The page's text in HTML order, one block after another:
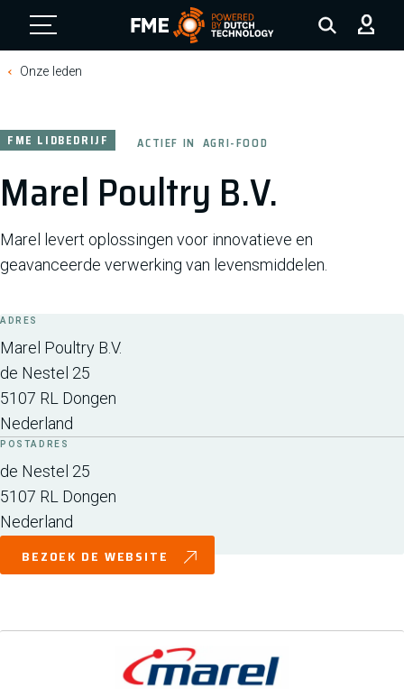
FME Logo, to the homepage
Onze leden
Marel Poultry B.V.
FME LIDBEDRIJF ACTIEF IN AGRI-FOOD
Marel levert oplossingen voor innovatieve en
geavanceerde verwerking van levensmiddelen.
ADRES
Marel Poultry B.V.
de Nestel 25
5107 RL Dongen
Nederland
POSTADRES
de Nestel 25
5107 RL Dongen
Nederland
BEZOEK DE WEBSITE